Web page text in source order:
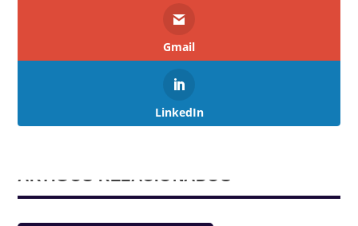
Gmail
LinkedIn
ARTIGOS RELACIONADOS